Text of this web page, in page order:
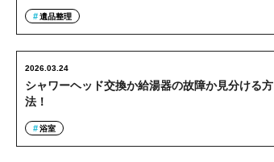
遺品整理
シャワーヘッド交換か給湯器の故障か見分ける方
法！
2026.03.24
浴室